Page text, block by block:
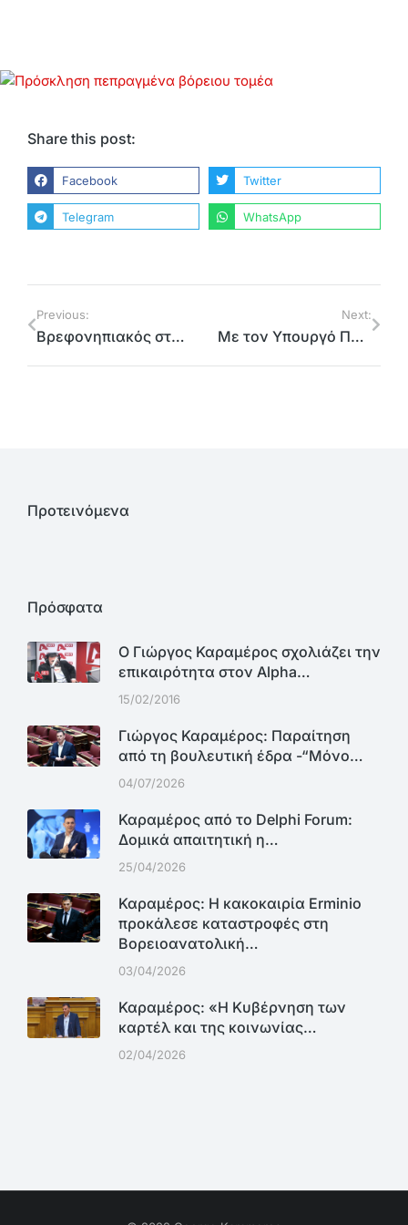
Share this post:
Facebook Twitter
Telegram WhatsApp
Previous:
Βρεφονηπιακός σταθμός για δεκάδες παιδιά του Ηρακλείου Αττικής από την Περιφέρεια, που ανταποκρίθηκε στο αίτημα της τοπικής κοινωνίας
Next:
Με τον Υπουργό Περιβάλλοντος της Ρωσίας Ντονσκόι Γεφίμοβιτς συναντήθηκε στη Μόσχα ο αντιπεριφερειάρχης Γιώργος Καραμέρος
Προτεινόμενα
Πρόσφατα
Ο Γιώργος Καραμέρος σχολιάζει την
επικαιρότητα στον Alpha…
15/02/2016
Γιώργος Καραμέρος: Παραίτηση
από τη βουλευτική έδρα -“Μόνο…
04/07/2026
Καραμέρος από το Delphi Forum:
Δομικά απαιτητική η…
25/04/2026
Καραμέρος: Η κακοκαιρία Erminio
προκάλεσε καταστροφές στη
Βορειοανατολική…
03/04/2026
Καραμέρος: «Η Κυβέρνηση των
καρτέλ και της κοινωνίας…
02/04/2026